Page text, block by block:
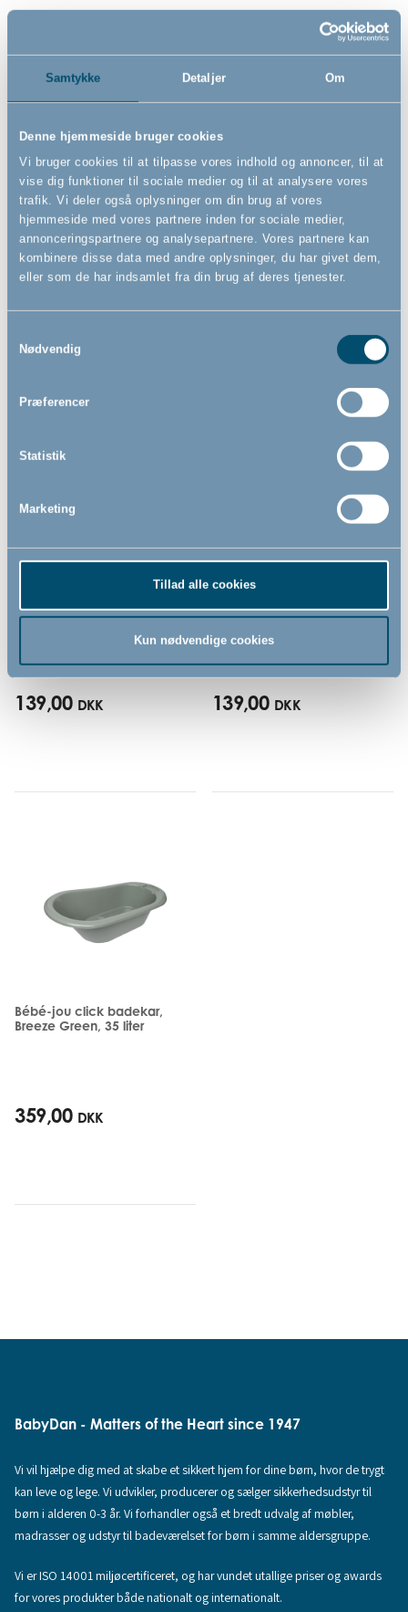
Samtykke Detaljer Om
Denne hjemmeside bruger cookies
Vi bruger cookies til at tilpasse vores indhold og annoncer, til at
vise dig funktioner til sociale medier og til at analysere vores
trafik. Vi deler også oplysninger om din brug af vores
hjemmeside med vores partnere inden for sociale medier,
annonceringspartnere og analysepartnere. Vores partnere kan
kombinere disse data med andre oplysninger, du har givet dem,
eller som de har indsamlet fra din brug af deres tjenester.
Nødvendig
Præferencer
Statistik
Marketing
Tillad alle cookies
Kun nødvendige cookies
Bébé-jou skammel, Breeze
Green
179,00
Bébé-jou potte, Breeze
Green
119,00
Breeze Green
139,00 DKK
Breeze Green
139,00 DKK
Bébé-jou click badekar,
Breeze Green, 35 liter
359,00 DKK
BabyDan - Matters of the Heart since 1947
Vi vil hjælpe dig med at skabe et sikkert hjem for dine børn, hvor de trygt
kan leve og lege. Vi udvikler, producerer og sælger sikkerhedsudstyr til
børn i alderen 0-3 år. Vi forhandler også et bredt udvalg af møbler,
madrasser og udstyr til badeværelset for børn i samme aldersgruppe.
Vi er ISO 14001 miljøcertificeret, og har vundet utallige priser og awards
for vores produkter både nationalt og internationalt.